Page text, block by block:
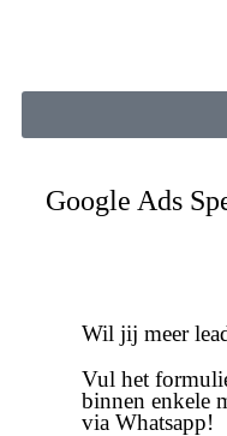
Google Ads
Wil jij meer
Vul het
binnen enkele
via Whatsapp!